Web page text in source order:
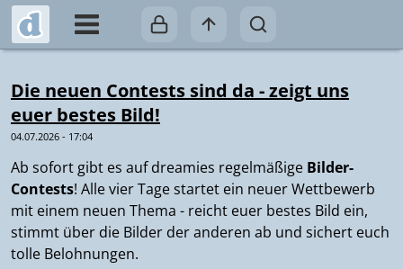
Die neuen Contests sind da - zeigt uns
euer bestes Bild!
04.07.2026 - 17:04
Ab sofort gibt es auf dreamies regelmäßige Bilder-
Contests! Alle vier Tage startet ein neuer Wettbewerb
mit einem neuen Thema - reicht euer bestes Bild ein,
stimmt über die Bilder der anderen ab und sichert euch
tolle Belohnungen.